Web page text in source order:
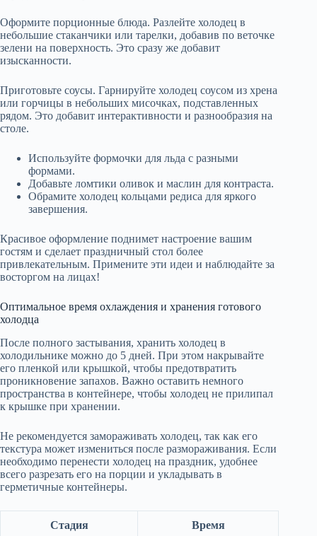
Оформите порционные блюда. Разлейте холодец в
небольшие стаканчики или тарелки, добавив по веточке
зелени на поверхность. Это сразу же добавит
изысканности.
Приготовьте соусы. Гарнируйте холодец соусом из хрена
или горчицы в небольших мисочках, подставленных
рядом. Это добавит интерактивности и разнообразия на
столе.
Используйте формочки для льда с разными
формами.
Добавьте ломтики оливок и маслин для контраста.
Обрамите холодец кольцами редиса для яркого
завершения.
Красивое оформление поднимет настроение вашим
гостям и сделает праздничный стол более
привлекательным. Примените эти идеи и наблюдайте за
восторгом на лицах!
Оптимальное время охлаждения и хранения готового
холодца
После полного застывания, хранить холодец в
холодильнике можно до 5 дней. При этом накрывайте
его пленкой или крышкой, чтобы предотвратить
проникновение запахов. Важно оставить немного
пространства в контейнере, чтобы холодец не прилипал
к крышке при хранении.
Не рекомендуется замораживать холодец, так как его
текстура может измениться после размораживания. Если
необходимо перенести холодец на праздник, удобнее
всего разрезать его на порции и укладывать в
герметичные контейнеры.
Стадия Время